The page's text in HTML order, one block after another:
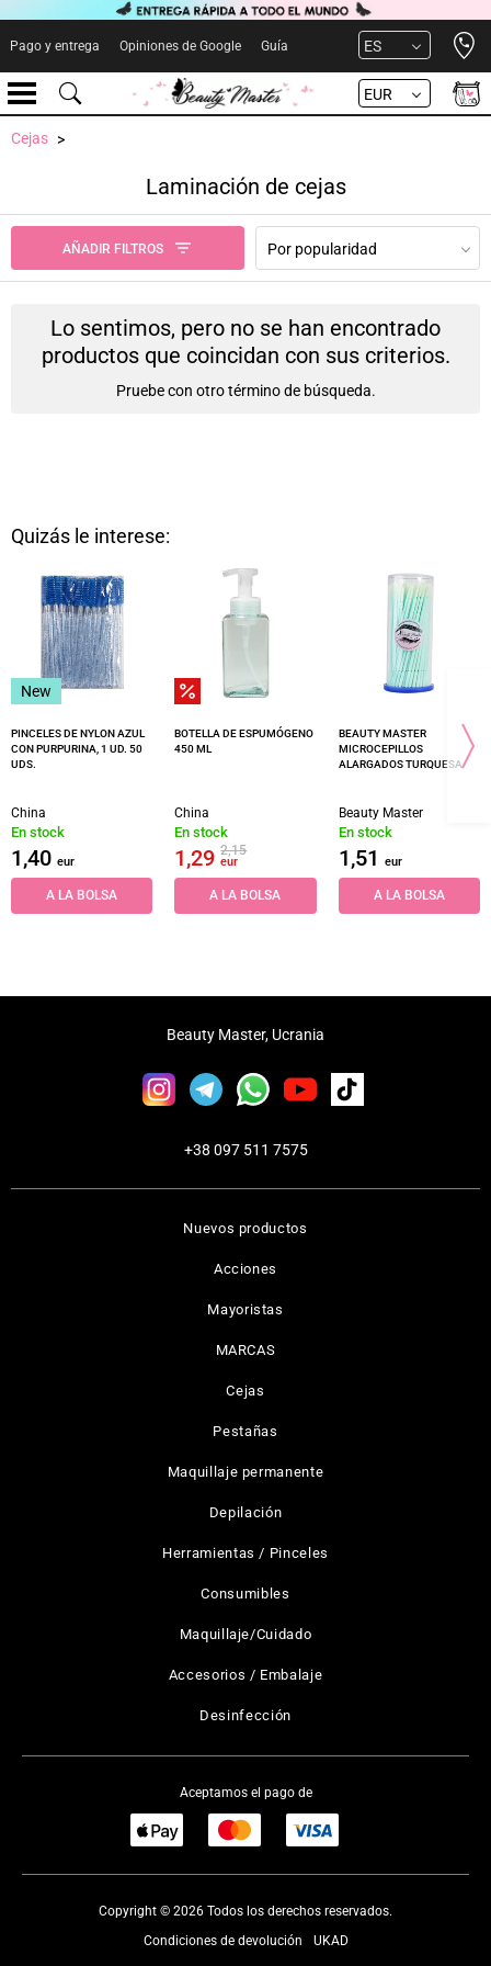
Pago y entrega Opiniones de Google Guía ES
EUR
Cejas
Laminación de cejas
AÑADIR FILTROS Por popularidad
Lo sentimos, pero no se han encontrado
productos que coincidan con sus criterios.
Pruebe con otro término de búsqueda.
Quizás le interese:
New
PINCELES DE NYLON AZUL
CON PURPURINA, 1 UD. 50
UDS.
China
En stock
1,40 eur
A LA BOLSA
BOTELLA DE ESPUMÓGENO
450 ML
China
En stock
1,292,15
eur
A LA BOLSA
BEAUTY MASTER
MICROCEPILLOS
ALARGADOS TURQUESA
Beauty Master
En stock
1,51 eur
A LA BOLSA
Nuevos productos
Acciones
Mayoristas
MARCAS
Cejas
Pestañas
Maquillaje permanente
Depilación
Herramientas / Pinceles
Consumibles
Maquillaje/Cuidado
Accesorios / Embalaje
Desinfección
Beauty Master, Ucrania
+38 097 511 7575
Aceptamos el pago de
Copyright © 2026 Todos los derechos reservados.
UKAD
Condiciones de devolución